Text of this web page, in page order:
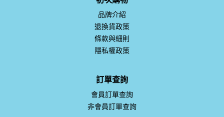
品牌介紹
退換貨政策
條款與細則
隱私權政策
訂單查詢
會員訂單查詢
非會員訂單查詢